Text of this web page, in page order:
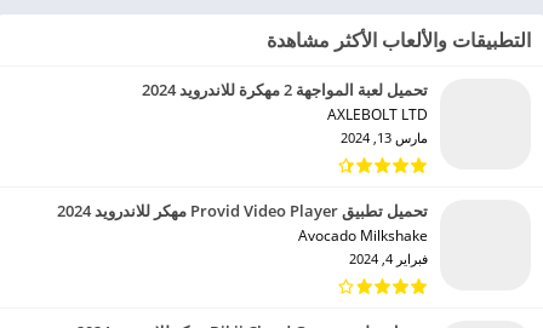
التطبيقات والألعاب الأكثر مشاهدة
تحميل لعبة المواجهة 2 مهكرة للاندرويد 2024
AXLEBOLT LTD‏
مارس 13, 2024
تحميل تطبيق Provid Video Player مهكر للاندرويد 2024
Avocado Milkshake‏
فبراير 4, 2024